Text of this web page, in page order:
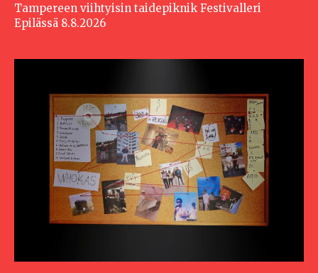
Tampereen viihtyisin taidepiknik Festivalleri
Epilässä 8.8.2026